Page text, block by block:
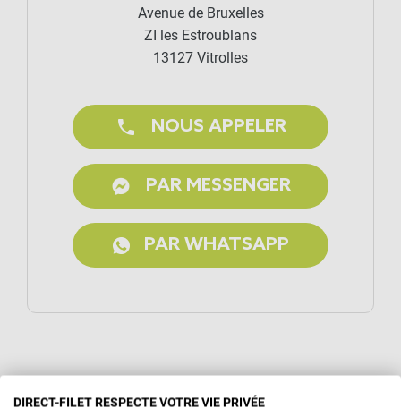
Avenue de Bruxelles
ZI les Estroublans
13127 Vitrolles
call NOUS APPELER
PAR MESSENGER
PAR WHATSAPP
DIRECT-FILET RESPECTE VOTRE VIE PRIVÉE